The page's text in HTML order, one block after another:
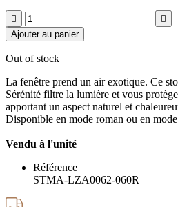


Ajouter au panier
Out of stock
La fenêtre prend un air exotique. Ce
Sérénité filtre la lumière et vous
apportant un aspect naturel et
Disponible en mode roman ou en
Vendu à l'unité
Référence
STMA-LZA0062-060R